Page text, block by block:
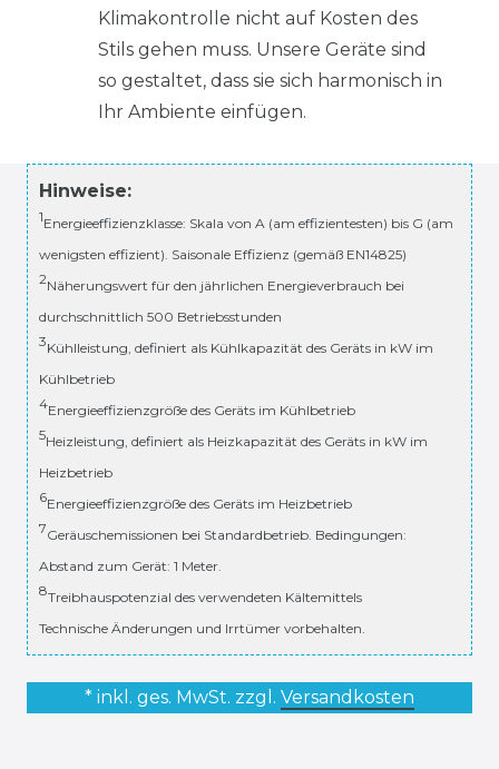
Klimakontrolle nicht auf Kosten des
Stils gehen muss. Unsere Geräte sind
so gestaltet, dass sie sich harmonisch in
Ihr Ambiente einfügen.
Hinweise:
1Energieeffizienzklasse: Skala von A (am effizientesten) bis G (am
wenigsten effizient). Saisonale Effizienz (gemäß EN14825)
2Näherungswert für den jährlichen Energieverbrauch bei
durchschnittlich 500 Betriebsstunden
3Kühlleistung, definiert als Kühlkapazität des Geräts in kW im
Kühlbetrieb
4Energieeffizienzgröße des Geräts im Kühlbetrieb
5Heizleistung, definiert als Heizkapazität des Geräts in kW im
Heizbetrieb
6Energieeffizienzgröße des Geräts im Heizbetrieb
7Geräuschemissionen bei Standardbetrieb. Bedingungen:
Abstand zum Gerät: 1 Meter.
8Treibhauspotenzial des verwendeten Kältemittels
Technische Änderungen und Irrtümer vorbehalten.
* inkl. ges. MwSt. zzgl. Versandkosten